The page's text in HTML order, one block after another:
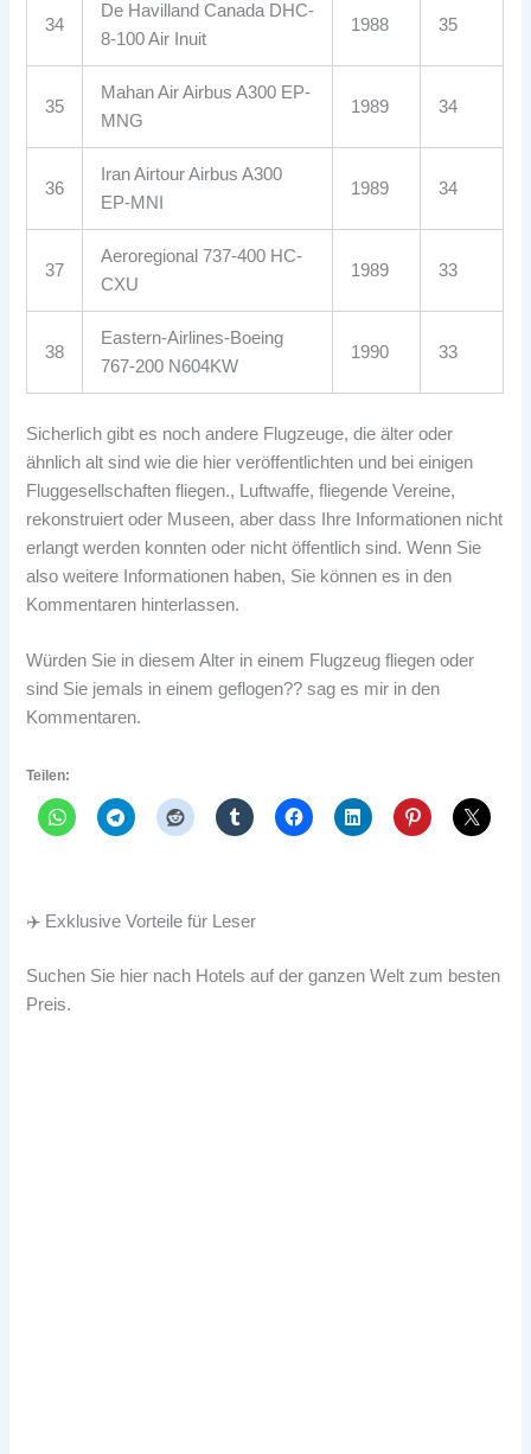
34
De Havilland Canada DHC-
8-100 Air Inuit
1988 35
35
Mahan Air Airbus A300 EP-
MNG
1989 34
36
Iran Airtour Airbus A300
EP-MNI
1989 34
37
Aeroregional 737-400 HC-
CXU
1989 33
38
Eastern-Airlines-Boeing
767-200 N604KW
1990 33
Sicherlich gibt es noch andere Flugzeuge, die älter oder
ähnlich alt sind wie die hier veröffentlichten und bei einigen
Fluggesellschaften fliegen., Luftwaffe, fliegende Vereine,
rekonstruiert oder Museen, aber dass Ihre Informationen nicht
erlangt werden konnten oder nicht öffentlich sind. Wenn Sie
also weitere Informationen haben, Sie können es in den
Kommentaren hinterlassen.
Würden Sie in diesem Alter in einem Flugzeug fliegen oder
sind Sie jemals in einem geflogen?? sag es mir in den
Kommentaren.
Teilen:
✈️ Exklusive Vorteile für Leser
Suchen Sie hier nach Hotels auf der ganzen Welt zum besten
Preis.